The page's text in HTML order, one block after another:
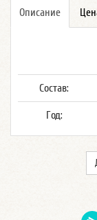
Описание
Состав:
Год: